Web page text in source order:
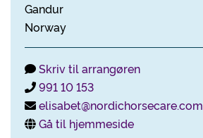
Gandur
Norway
Skriv til arrangøren
991 10 153
elisabet@nordichorsecare.com
Gå til hjemmeside